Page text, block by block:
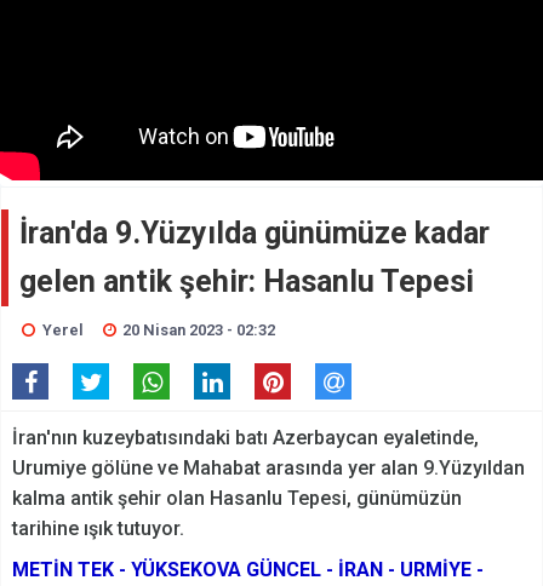
İran'da 9.Yüzyılda günümüze kadar
gelen antik şehir: Hasanlu Tepesi
Yerel 20 Nisan 2023 - 02:32
İran'nın kuzeybatısındaki batı Azerbaycan eyaletinde,
Urumiye gölüne ve Mahabat arasında yer alan 9.Yüzyıldan
kalma antik şehir olan Hasanlu Tepesi, günümüzün
tarihine ışık tutuyor.
METİN TEK - YÜKSEKOVA GÜNCEL - İRAN - URMİYE -